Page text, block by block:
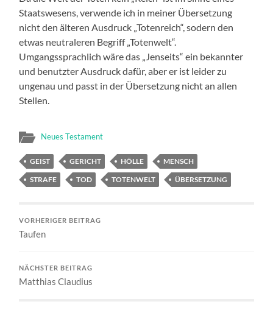
Staatswesens, verwende ich in meiner Übersetzung
nicht den älteren Ausdruck „Totenreich“, sodern den
etwas neutraleren Begriff „Totenwelt“.
Umgangssprachlich wäre das „Jenseits“ ein bekannter
und benutzter Ausdruck dafür, aber er ist leider zu
ungenau und passt in der Übersetzung nicht an allen
Stellen.
Neues Testament
GEIST GERICHT HÖLLE
MENSCH
STRAFE
TOD TOTENWELT ÜBERSETZUNG
VORHERIGER BEITRAG
Taufen
NÄCHSTER BEITRAG
Matthias Claudius